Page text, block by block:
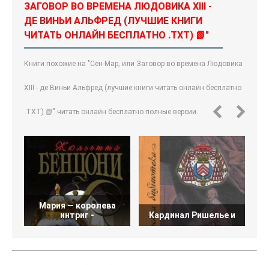
ЗАГОВОР ВО ВРЕМЕНА ЛЮДОВИКА XIII -
ДЕ ВИНЬИ АЛЬФРЕД (ЛУЧШИЕ КНИГИ
ЧИТАТЬ ОНЛАЙН БЕСПЛАТНО .TXT) 📗"
Книги похожие на "Сен-Map, или Заговор во времена Людовика
XIII - де Виньи Альфред (лучшие книги читать онлайн бесплатно
.TXT) 📗" читать онлайн бесплатно полные версии.
Мария — королева
интриг -
Кардинал Ришелье и